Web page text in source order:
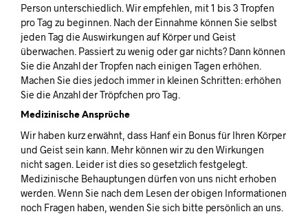
Person unterschiedlich. Wir empfehlen, mit 1 bis 3 Tropfen
pro Tag zu beginnen. Nach der Einnahme können Sie selbst
jeden Tag die Auswirkungen auf Körper und Geist
überwachen. Passiert zu wenig oder gar nichts? Dann können
Sie die Anzahl der Tropfen nach einigen Tagen erhöhen.
Machen Sie dies jedoch immer in kleinen Schritten: erhöhen
Sie die Anzahl der Tröpfchen pro Tag.
Medizinische Ansprüche
Wir haben kurz erwähnt, dass Hanf ein Bonus für Ihren Körper
und Geist sein kann. Mehr können wir zu den Wirkungen
nicht sagen. Leider ist dies so gesetzlich festgelegt.
Medizinische Behauptungen dürfen von uns nicht erhoben
werden. Wenn Sie nach dem Lesen der obigen Informationen
noch Fragen haben, wenden Sie sich bitte persönlich an uns.